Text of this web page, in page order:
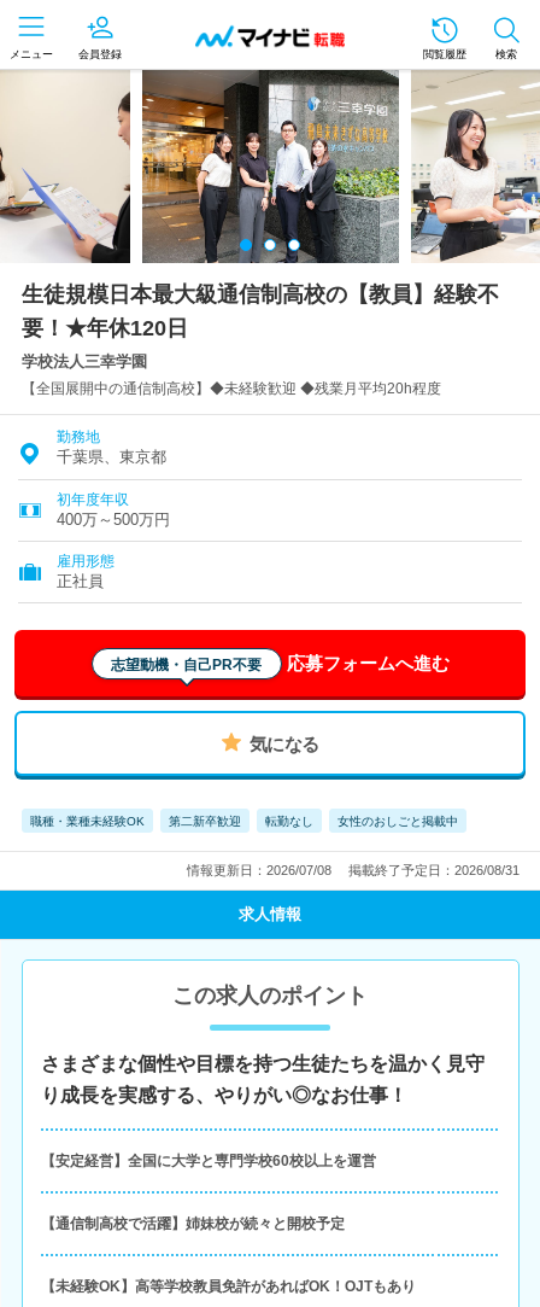
メニュー 会員登録 閲覧履歴 検索
生徒規模日本最大級通信制高校の【教員】経験不
要！★年休120日
学校法人三幸学園
【全国展開中の通信制高校】◆未経験歓迎 ◆残業月平均20h程度
勤務地
千葉県、東京都
初年度年収
400万～500万円
雇用形態
正社員
志望動機・自己PR不要 応募フォームへ進む
気になる
職種・業種未経験OK 第二新卒歓迎 転勤なし 女性のおしごと掲載中
情報更新日：2026/07/08 掲載終了予定日：2026/08/31
求人情報
この求人のポイント
さまざまな個性や目標を持つ生徒たちを温かく見守
り成長を実感する、やりがい◎なお仕事！
【安定経営】全国に大学と専門学校60校以上を運営
【通信制高校で活躍】姉妹校が続々と開校予定
【未経験OK】高等学校教員免許があればOK！OJTもあり